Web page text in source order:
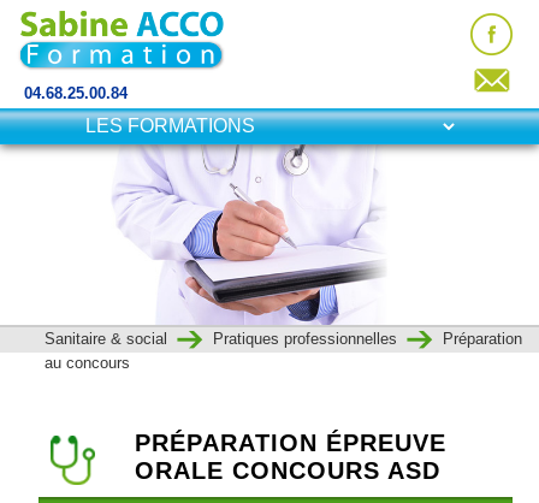
04.68.25.00.84
Sanitaire & social Pratiques professionnelles
Préparation
au concours
PRÉPARATION ÉPREUVE
ORALE CONCOURS ASD